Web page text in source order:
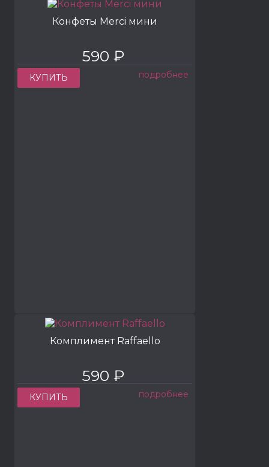
Конфеты Merci мини
590 ₽
КУПИТЬ подробнее
Комплимент Raffaello
590 ₽
КУПИТЬ подробнее